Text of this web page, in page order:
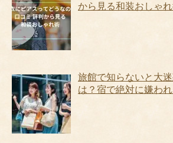
から見る和装おしゃ
旅館で知らないと大
は？宿で絶対に嫌わ